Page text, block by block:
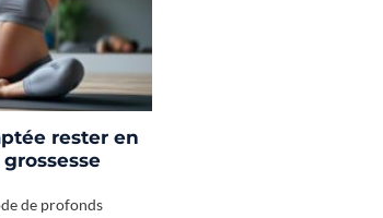
rester en
de profonds